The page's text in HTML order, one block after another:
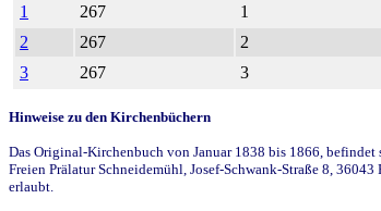
1
267 1
2
267 2
3
267 3
Hinweise zu den Kirchenbüchern
Das Original-Kirchenbuch von Januar 1838 bis 1866,
Freien Prälatur Schneidemühl, Josef-Schwank-Straße 8,
erlaubt.